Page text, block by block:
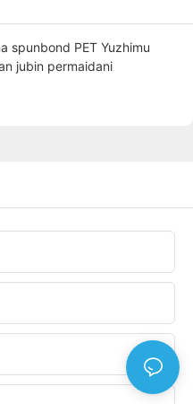
spunbond PET Yuzhimu
jubin permaidani